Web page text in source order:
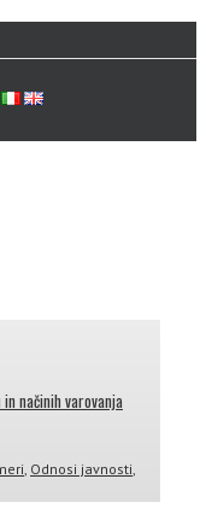
načinih varovanja
Odnosi javnosti